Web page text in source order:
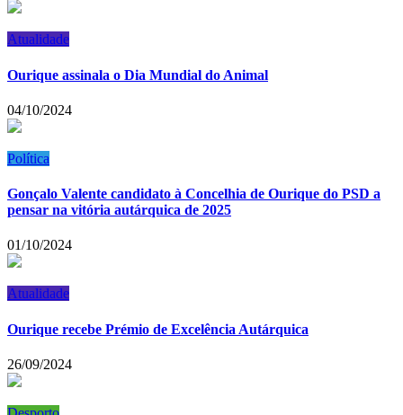
Atualidade
Ourique assinala o Dia Mundial do Animal
04/10/2024
Política
Gonçalo Valente candidato à Concelhia de Ourique do PSD a
pensar na vitória autárquica de 2025
01/10/2024
Atualidade
Ourique recebe Prémio de Excelência Autárquica
26/09/2024